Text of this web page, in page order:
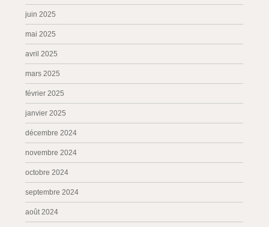
juin 2025
mai 2025
avril 2025
mars 2025
février 2025
janvier 2025
décembre 2024
novembre 2024
octobre 2024
septembre 2024
août 2024